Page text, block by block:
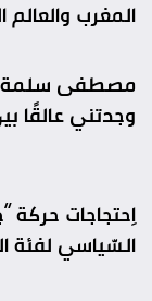
المغرب والعالم
مصطفى سلمة
وجدتني عالقًا
اِحتجاجات حركة
السّياسي لفئة